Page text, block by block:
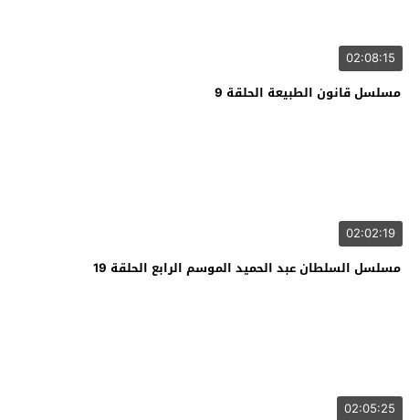
02:08:15
مسلسل قانون الطبيعة الحلقة 9
02:02:19
مسلسل السلطان عبد الحميد الموسم الرابع الحلقة 19
02:05:25